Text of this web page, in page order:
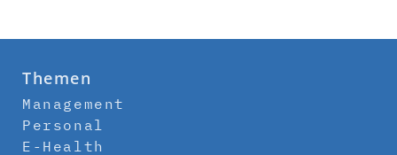
Themen
Management
Personal
E-Health